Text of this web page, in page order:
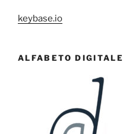
keybase.io
ALFABETO DIGITALE